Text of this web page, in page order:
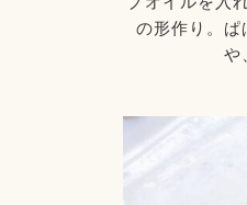
の形作り。ぱ
や